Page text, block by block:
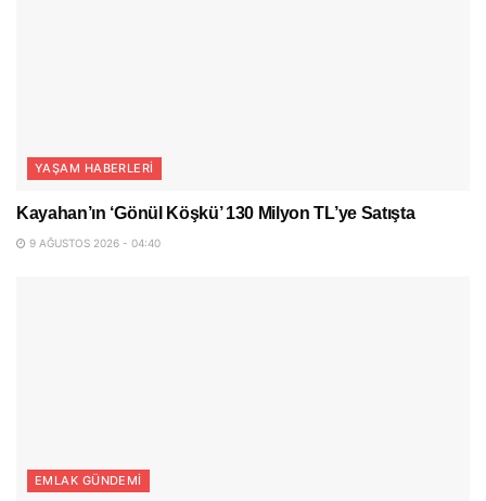
YAŞAM HABERLERI
Kayahan’ın ‘Gönül Köşkü’ 130 Milyon TL’ye Satışta
9 AĞUSTOS 2026 - 04:40
EMLAK GÜNDEMI